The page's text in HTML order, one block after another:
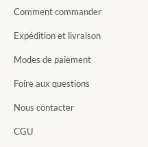
Comment commander
Expédition et livraison
Modes de paiement
Foire aux questions
Nous contacter
CGU